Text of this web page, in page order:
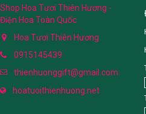
Shop Hoa Tươi Thiên Hương -
Điện Hoa Toàn Quốc
Hoa Tươi Thiên Hương
thienhuonggift@gmail.com
hoatuoithienhuong.net